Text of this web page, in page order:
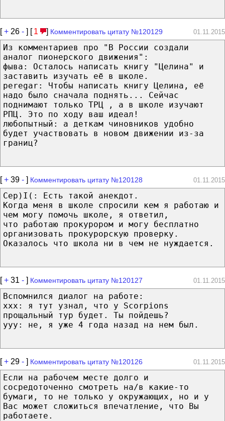
[+ 26 - ] [ 1 ] Комментировать цитату №120129 01.11.2015
Из комментариев про "В России создали
аналог пионерского движения":
фыва: Осталось написать книгу "Целина" и
заставить изучать её в школе.
peregar: Чтобы написать книгу Целина, её
надо было сначала поднять... Сейчас
поднимают только ТРЦ , а в школе изучают
РПЦ. Это по ходу ваш идеал!
любопытный: а деткам чиновников удобно
будет участвовать в новом движении из-за
границ?
[+ 39 - ] Комментировать цитату №120128 01.11.2015
Cep)I(: Есть такой анекдот.
Когда меня в школе спросили кем я работаю и
чем могу помочь школе, я ответил,
что работаю прокурором и могу бесплатно
организовать прокурорскую проверку.
Оказалось что школа ни в чем не нуждается.
[+ 31 - ] Комментировать цитату №120127 01.11.2015
Вспомнился диалог на работе:
xxx: я тут узнал, что у Scorpions
прощальный тур будет. Ты пойдешь?
yyy: не, я уже 4 года назад на нем был.
[+ 29 - ] Комментировать цитату №120126 01.11.2015
Если на рабочем месте долго и
сосредоточенно смотреть на/в какие-то
бумаги, то не только у окружающих, но и у
Вас может сложиться впечатление, что Вы
работаете.